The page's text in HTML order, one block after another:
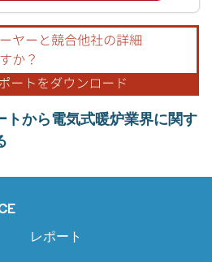
トから電気式暖炉業界に関す
レポート